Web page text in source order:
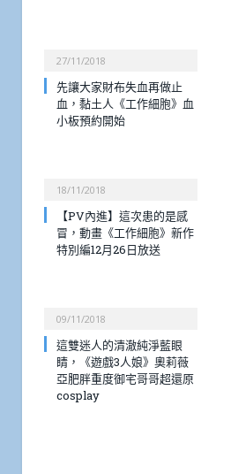
27/11/2018
先讓大家財布失血再做止
血，黏土人《工作細胞》血
小板預約開始
18/11/2018
【PV內進】這次患的是感
冒，動畫《工作細胞》新作
特別編12月26日放送
09/11/2018
這雙迷人的清澈純淨藍眼
睛，《遊戲3人娘》奧莉薇
亞肥胖重度御宅哥哥超還原
cosplay